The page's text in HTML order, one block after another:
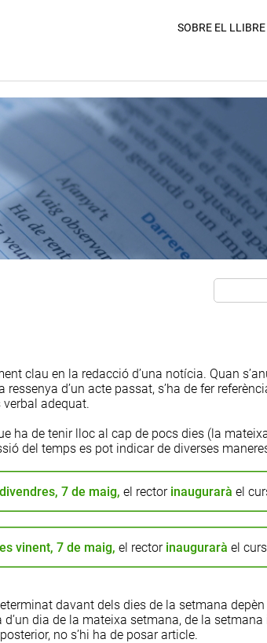
SOBRE EL LLIBRE
clau en la redacció d’una notícia. Quan
ressenya d’un acte passat, s’ha de fer
adequat.
ha de tenir lloc al cap de pocs dies (la
del temps es pot indicar de diverses
7 de maig, el rector inaugurarà el
vinent, 7 de maig, el rector inaugurarà el
davant dels dies de la setmana
d’un dia de la mateixa setmana, de la
no s’hi ha de posar article.